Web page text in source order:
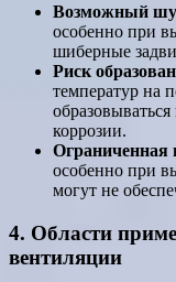
Возможный
особенно при
шиберные
Риск
температур на
коррозии.
Ограниченная
особенно при
могут не
4. Области
вентиляции